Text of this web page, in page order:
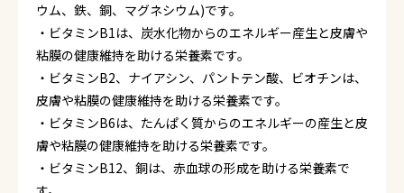
ウム、鉄、銅、マグネシウム)です。
・ビタミンB1は、炭水化物からのエネルギー産生と皮膚や
粘膜の健康維持を助ける栄養素です。
・ビタミンB2、ナイアシン、パントテン酸、ビオチンは、
皮膚や粘膜の健康維持を助ける栄養素です。
・ビタミンB6は、たんぱく質からのエネルギーの産生と皮
膚や粘膜の健康維持を助ける栄養素です。
・ビタミンB12、銅は、赤血球の形成を助ける栄養素で